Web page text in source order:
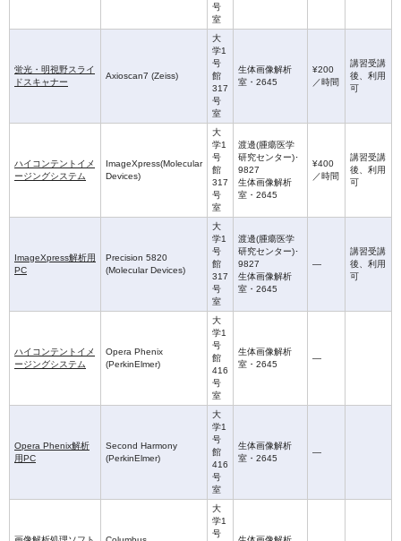
号
室
蛍光・明視野スライ
ドスキャナー
Axioscan7 (Zeiss)
大
学1
号
館
317
号
室
生体画像解析
室・2645
¥200
／時間
講習受講
後、利用
可
ハイコンテントイメ
ージングシステム
ImageXpress(Molecular
Devices)
大
学1
号
館
317
号
室
渡邊(腫瘍医学
研究センター)･
9827
生体画像解析
室・2645
¥400
／時間
講習受講
後、利用
可
ImageXpress解析用
PC
Precision 5820
(Molecular Devices)
大
学1
号
館
317
号
室
渡邊(腫瘍医学
研究センター)･
9827
生体画像解析
室・2645
—
講習受講
後、利用
可
ハイコンテントイメ
ージングシステム
Opera Phenix
(PerkinElmer)
大
学1
号
館
416
号
室
生体画像解析
室・2645
—
Opera Phenix解析
用PC
Second Harmony
(PerkinElmer)
大
学1
号
館
416
号
室
生体画像解析
室・2645
—
大
学1
号